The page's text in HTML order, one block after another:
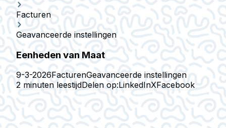
Facturen
Geavanceerde instellingen
Eenheden van Maat
9-3-2026FacturenGeavanceerde instellingen
2 minuten leestijdDelen op:LinkedInXFacebook